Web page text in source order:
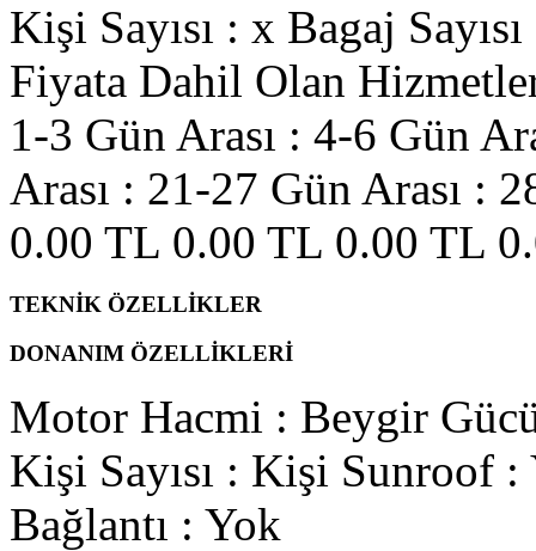
Kişi Sayısı : x Bagaj
Fiyata Dahil Olan
1-3 Gün Arası : 4-6 Gün
Arası : 21-27 Gün Arası :
0.00 TL 0.00 TL 0.00 TL
TEKNİK ÖZELLİKLER
DONANIM ÖZELLİKLERİ
Motor Hacmi : Beygir
Kişi Sayısı : Kişi Sunroof :
Bağlantı : Yok